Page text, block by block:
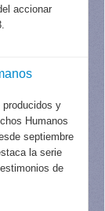
accionar
producidos y
Humanos
septiembre
la serie
de